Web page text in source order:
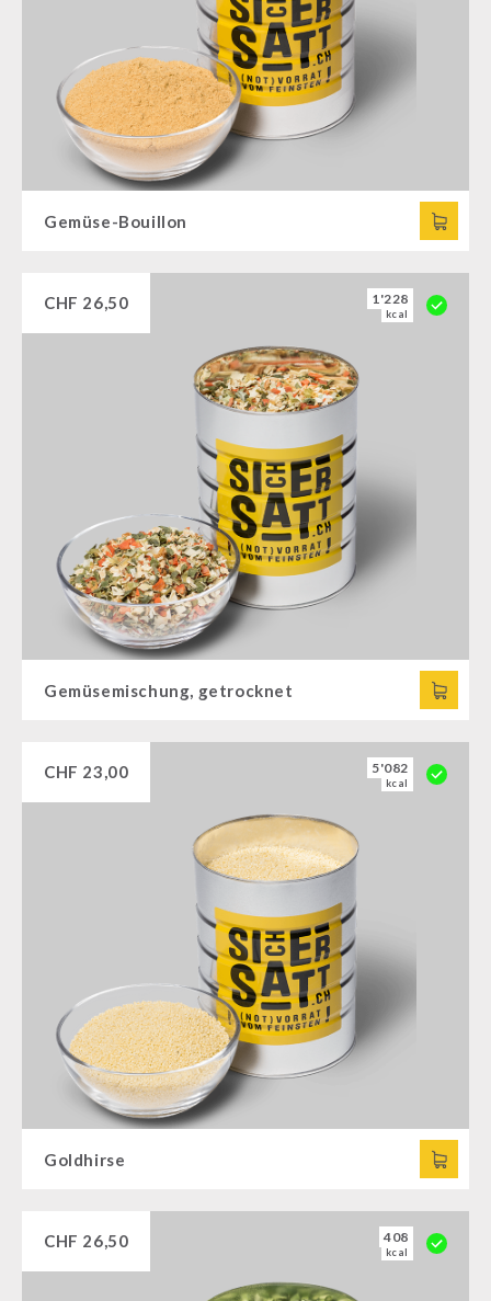
Gemüse-Bouillon
CHF 26,50 1'228
kcal
Gemüsemischung, getrocknet
CHF 23,00 5'082
kcal
Goldhirse
CHF 26,50 408
kcal